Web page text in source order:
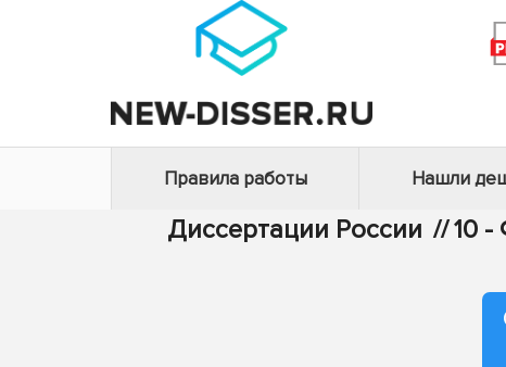
Правила работы Нашли
Диссертации России //10 -